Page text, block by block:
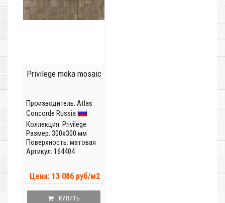
Privilege moka mosaic
Производитель: Atlas
Concorde Russia
Коллекция: Privilege
Размер: 300x300 мм
Поверхность: матовая
Артикул: 164404
Цена: 13 086 руб/м2
КУПИТЬ